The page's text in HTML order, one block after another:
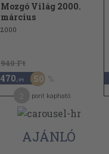
Mozgó Világ 2000.
március
2000
940 Ft
470 ,-Ft 50
pont kapható
AJÁNLÓ